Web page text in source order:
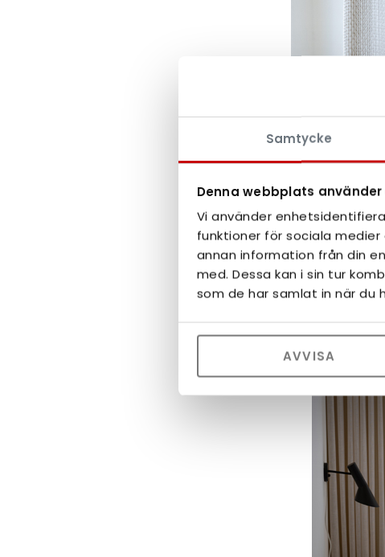
Samtycke
Denna webbplats använder
Vi använder
funktioner för sociala
annan information från din
med. Dessa kan i sin tur
som de har samlat in när du
AVVISA
Cannesbestår